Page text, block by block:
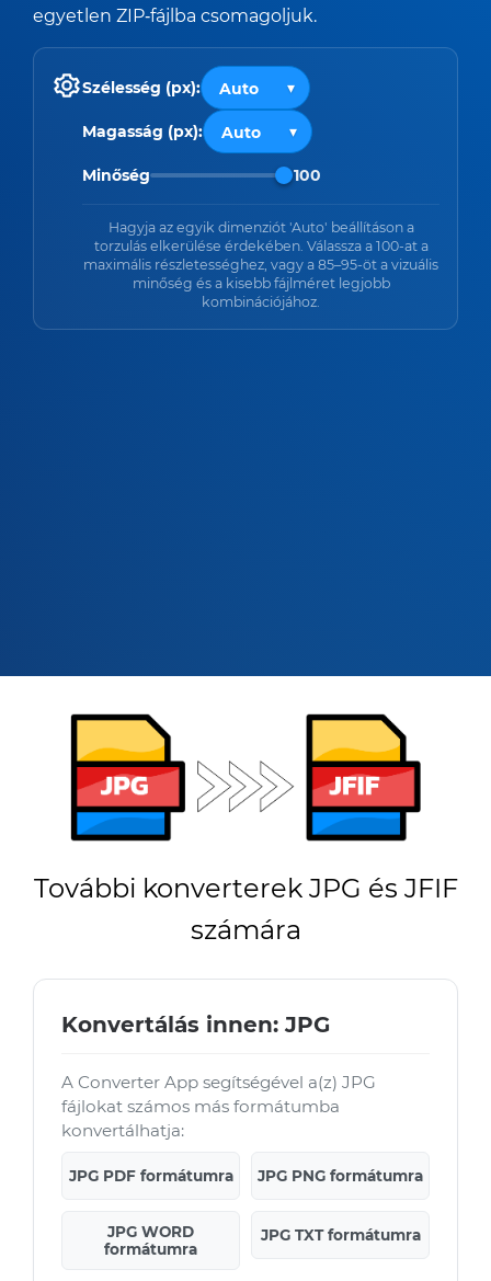
egyetlen ZIP‑fájlba csomagoljuk.
Szélesség (px):
Magasság (px):
Minőség 100
Hagyja az egyik dimenziót 'Auto' beállításon a
torzulás elkerülése érdekében. Válassza a 100-at a
maximális részletességhez, vagy a 85–95-öt a vizuális
minőség és a kisebb fájlméret legjobb
kombinációjához.
További konverterek JPG és JFIF
számára
Konvertálás innen: JPG
A Converter App segítségével a(z) JPG
fájlokat számos más formátumba
konvertálhatja:
JPG PDF formátumra JPG PNG formátumra
JPG WORD
formátumra
JPG TXT formátumra